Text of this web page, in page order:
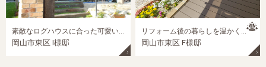
岡山市東区 I様邸
リフォーム後の暮らしを温かくするお庭のススメ
岡山市東区 F様邸